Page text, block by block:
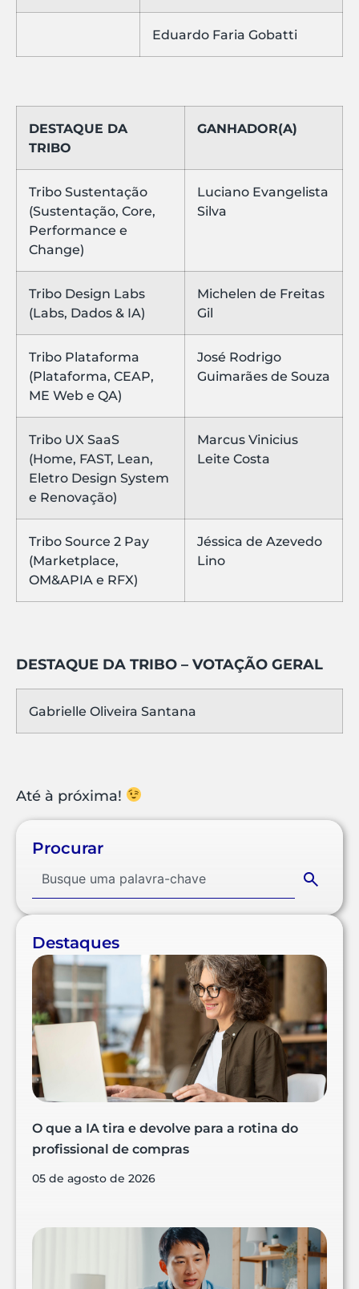
Eduardo Faria Gobatti
DESTAQUE DA
TRIBO
GANHADOR(A)
Tribo Sustentação
(Sustentação, Core,
Performance e
Change)
Luciano Evangelista
Silva
Tribo Design Labs
(Labs, Dados & IA)
Michelen de Freitas
Gil
Tribo Plataforma
(Plataforma, CEAP,
ME Web e QA)
José Rodrigo
Guimarães de Souza
Tribo UX SaaS
(Home, FAST, Lean,
Eletro Design System
e Renovação)
Marcus Vinicius
Leite Costa
Tribo Source 2 Pay
(Marketplace,
OM&APIA e RFX)
Jéssica de Azevedo
Lino
DESTAQUE DA TRIBO – VOTAÇÃO GERAL
Gabrielle Oliveira Santana
Até à próxima!
Procurar
Destaques
O que a IA tira e devolve para a rotina do
profissional de compras
05 de agosto de 2026